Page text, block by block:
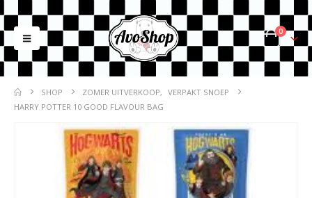
0
SHOP ZOMER UITVERKOOP,
VERPAKT SNOEP
HARRY POTTER 10 GOOD FLAVOUR BAG